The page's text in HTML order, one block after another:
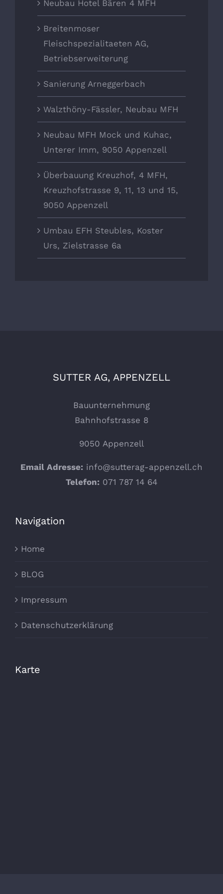
Neubau Hotel Bären 4 MFH
Breitenmoser
Fleischspezialitaeten AG,
Betriebserweiterung
Sanierung Arneggerbach
Walzthöny-Fässler, Neubau MFH
Neubau MFH Mock und Kuhac,
Unterer Imm, 9050 Appenzell
Überbauung Kreuzhof, 4 MFH,
Kreuzhofstrasse 9, 11, 13 und 15,
9050 Appenzell
Umbau EFH Steubles, Koster
Urs, Zielstrasse 6a
SUTTER AG, APPENZELL
Bauunternehmung
Bahnhofstrasse 8
9050 Appenzell
Email Adresse: info@sutterag-appenzell.ch
Telefon: 071 787 14 64
Navigation
Home
BLOG
Impressum
Datenschutzerklärung
Karte